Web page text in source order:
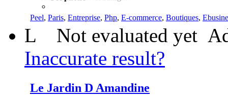
Peel, Paris, Entreprise, Php, E-commerce, Boutiques,
L Not evaluated yet
Inaccurate result?
Le Jardin D Amandine